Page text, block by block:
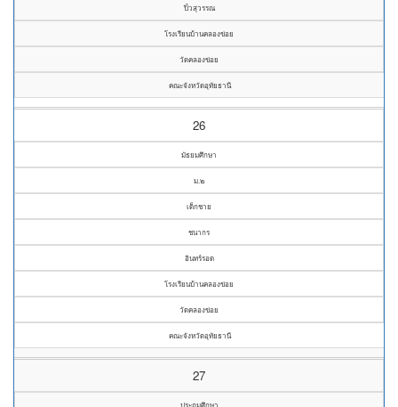
ปิ๋วสุวรรณ
โรงเรียนบ้านคลองข่อย
วัดคลองข่อย
คณะจังหวัดอุทัยธานี
26
มัธยมศึกษา
ม.๒
เด็กชาย
ชนากร
อินทร์รอด
โรงเรียนบ้านคลองข่อย
วัดคลองข่อย
คณะจังหวัดอุทัยธานี
27
ประถมศึกษา